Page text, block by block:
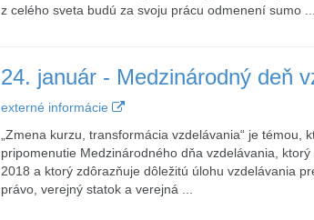
z celého sveta budú za svoju prácu odmenení sumo ...
24. január - Medzinárodný deň
externé informácie
„Zmena kurzu, transformácia vzdelávania“ je témou,
pripomenutie Medzinárodného dňa vzdelávania,
2018 a ktorý zdôrazňuje dôležitú úlohu vzdelávania
právo, verejný statok a verejná ...